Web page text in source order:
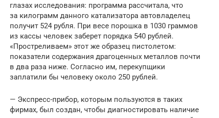
глазах исследования: программа рассчитала, что
за килограмм данного катализатора автовладелец
получит 524 рубля. При весе порошка в 1030 граммов
из кассы человек заберет порядка 540 рублей.
«Простреливаем» этот же образец пистолетом:
показатели содержания драгоценных металлов почти
в два раза ниже. Согласно им, перекупщики
заплатили бы человеку около 250 рублей.
— Экспресс-прибор, которым пользуются в таких
фирмах, был создан, чтобы диагностировать наличие